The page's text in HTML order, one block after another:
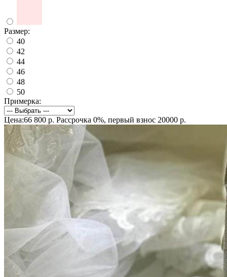
Размер:
40
42
44
46
48
50
Примерка:
Цена:66 800 р. Рассрочка 0%, первый взнос 20000 р.